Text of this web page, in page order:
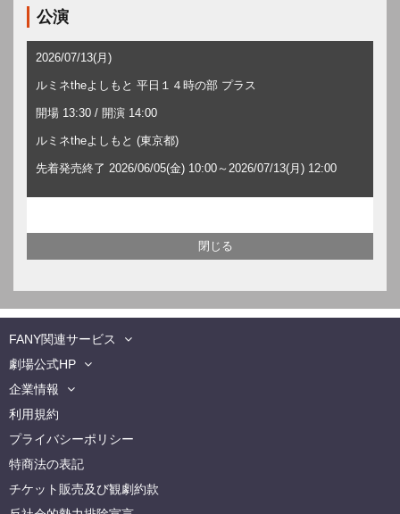
公演
2026/07/13(月)
ルミネtheよしもと 平日１４時の部 プラス
開場 13:30 / 開演 14:00
ルミネtheよしもと (東京都)
先着発売終了 2026/06/05(金) 10:00～2026/07/13(月) 12:00
FANY関連サービス
劇場公式HP
企業情報
利用規約
プライバシーポリシー
特商法の表記
チケット販売及び観劇約款